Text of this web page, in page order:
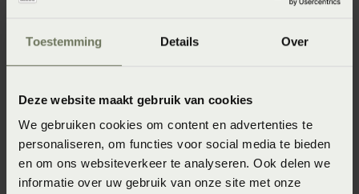
Toestemming Details Over
Deze website maakt gebruik van cookies
We gebruiken cookies om content en advertenties te
personaliseren, om functies voor social media te bieden
en om ons websiteverkeer te analyseren. Ook delen we
informatie over uw gebruik van onze site met onze
Specificaties
8718471539906